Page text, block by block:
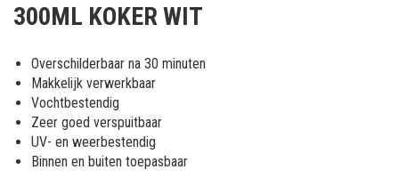
van
afbeeldingen-
gallerij
300ML KOKER WIT
Overschilderbaar na 30 minuten
Makkelijk verwerkbaar
Vochtbestendig
Zeer goed verspuitbaar
UV- en weerbestendig
Binnen en buiten toepasbaar